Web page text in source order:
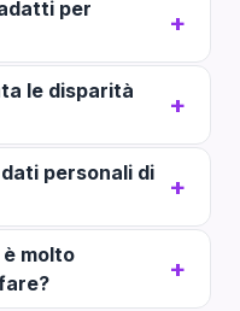
per
le disparità
personali di
molto